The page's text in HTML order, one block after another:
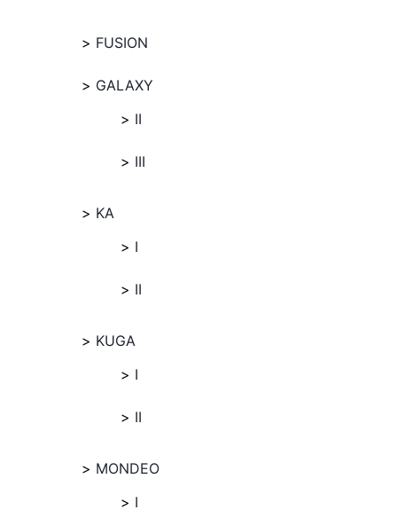
FUSION
GALAXY
II
III
KA
I
II
KUGA
I
II
MONDEO
I